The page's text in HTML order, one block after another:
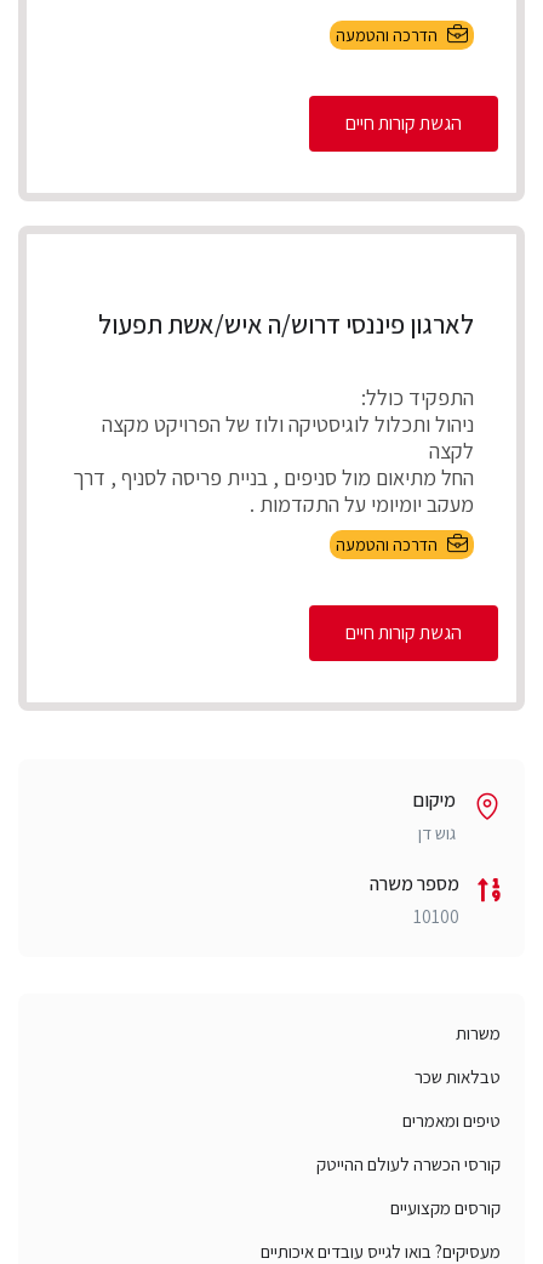
הדרכה והטמעה
הגשת קורות חיים
לארגון פיננסי דרוש/ה איש/אשת תפעול
התפקיד כולל:
ניהול ותכלול לוגיסטיקה ולוז של הפרויקט מקצה
לקצה
החל מתיאום מול סניפים , בניית פריסה לסניף , דרך
מעקב יומיומי על התקדמות .
...
הדרכה והטמעה
הגשת קורות חיים
מיקום
גוש דן
מספר משרה
10100
משרות
טבלאות שכר
טיפים ומאמרים
קורסי הכשרה לעולם ההייטק
קורסים מקצועיים
מעסיקים? בואו לגייס עובדים איכותיים